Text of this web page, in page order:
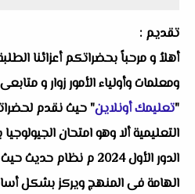
تقديم :
أهلاُ و مرحباً بحضراتكم أعزائنا
ومعلمات وأولياء الأمور زوار و
"تعليمك أونلاين" حيث نقدم
التعليمية ألا وهو امتحان الجيولوجيا
الدور الأول 2024 م
الهامة فى المنهج ويركز بشكل